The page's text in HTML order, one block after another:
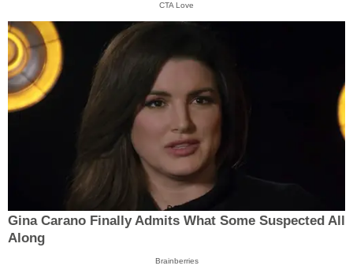
CTA Love
Gina Carano Finally Admits What Some Suspected All
Along
Brainberries